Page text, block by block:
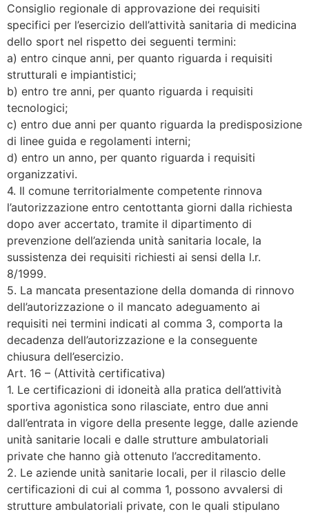
Consiglio regionale di approvazione dei requisiti
specifici per l’esercizio dell’attività sanitaria di medicina
dello sport nel rispetto dei seguenti termini:
a) entro cinque anni, per quanto riguarda i requisiti
strutturali e impiantistici;
b) entro tre anni, per quanto riguarda i requisiti
tecnologici;
c) entro due anni per quanto riguarda la predisposizione
di linee guida e regolamenti interni;
d) entro un anno, per quanto riguarda i requisiti
organizzativi.
4. Il comune territorialmente competente rinnova
l’autorizzazione entro centottanta giorni dalla richiesta
dopo aver accertato, tramite il dipartimento di
prevenzione dell’azienda unità sanitaria locale, la
sussistenza dei requisiti richiesti ai sensi della l.r.
8/1999.
5. La mancata presentazione della domanda di rinnovo
dell’autorizzazione o il mancato adeguamento ai
requisiti nei termini indicati al comma 3, comporta la
decadenza dell’autorizzazione e la conseguente
chiusura dell’esercizio.
Art. 16 – (Attività certificativa)
1. Le certificazioni di idoneità alla pratica dell’attività
sportiva agonistica sono rilasciate, entro due anni
dall’entrata in vigore della presente legge, dalle aziende
unità sanitarie locali e dalle strutture ambulatoriali
private che hanno già ottenuto l’accreditamento.
2. Le aziende unità sanitarie locali, per il rilascio delle
certificazioni di cui al comma 1, possono avvalersi di
strutture ambulatoriali private, con le quali stipulano